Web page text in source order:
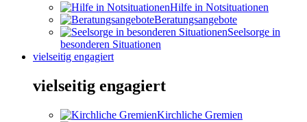
Hilfe in Notsituationen
Beratungsangebote
Seelsorge in
besonderen Situationen
vielseitig engagiert
vielseitig engagiert
Kirchliche Gremien